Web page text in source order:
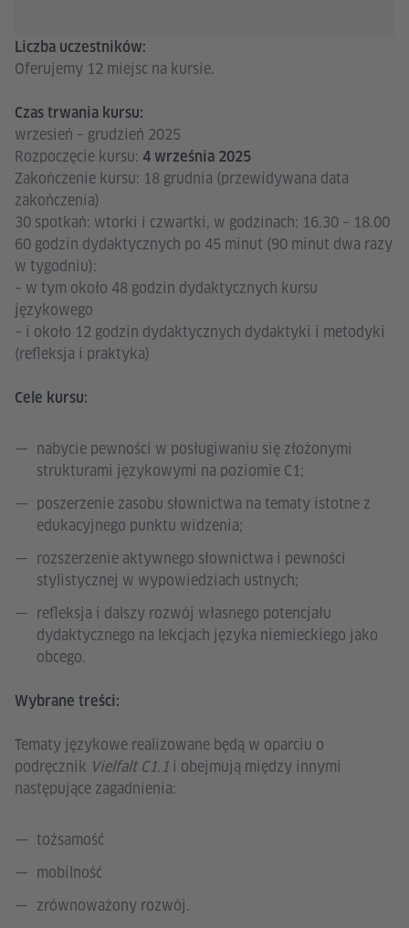
Liczba uczestników:
Oferujemy 12 miejsc na kursie.
Czas trwania kursu:
wrzesień – grudzień 2025
Rozpoczęcie kursu: 4 września 2025
Zakończenie kursu: 18 grudnia (przewidywana data
zakończenia)
30 spotkań: wtorki i czwartki, w godzinach: 16.30 – 18.00
60 godzin dydaktycznych po 45 minut (90 minut dwa razy
w tygodniu):
– w tym około 48 godzin dydaktycznych kursu
językowego
– i około 12 godzin dydaktycznych dydaktyki i metodyki
(refleksja i praktyka)
Cele kursu:
nabycie pewności w posługiwaniu się złożonymi
strukturami językowymi na poziomie C1;
poszerzenie zasobu słownictwa na tematy istotne z
edukacyjnego punktu widzenia;
rozszerzenie aktywnego słownictwa i pewności
stylistycznej w wypowiedziach ustnych;
refleksja i dalszy rozwój własnego potencjału
dydaktycznego na lekcjach języka niemieckiego jako
obcego.
Wybrane treści:
Tematy językowe realizowane będą w oparciu o
podręcznik Vielfalt C1.1 i obejmują między innymi
następujące zagadnienia:
tożsamość
mobilność
zrównoważony rozwój.